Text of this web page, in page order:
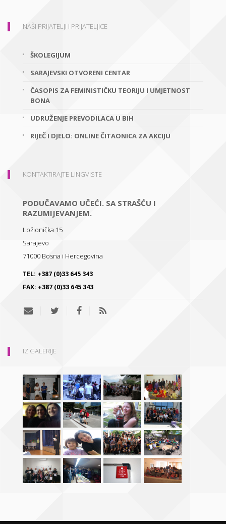
NAŠI PRIJATELJI I PRIJATELJICE
ŠKOLEGIJUM
SARAJEVSKI OTVORENI CENTAR
ČASOPIS ZA FEMINISTIČKU TEORIJU I UMJETNOST
BONA
UDRUŽENJE PREVODILACA U BIH
RIJEČ I DJELO: ONLINE ČITAONICA ZA AKCIJU
KONTAKTIRAJTE LINGVISTE
PODUČAVAMO UČEĆI. SA STRAŠĆU I
RAZUMIJEVANJEM.
Ložionička 15
Sarajevo
71000 Bosna i Hercegovina
TEL: +387 (0)33 645 343
FAX: +387 (0)33 645 343
IZ GALERIJE